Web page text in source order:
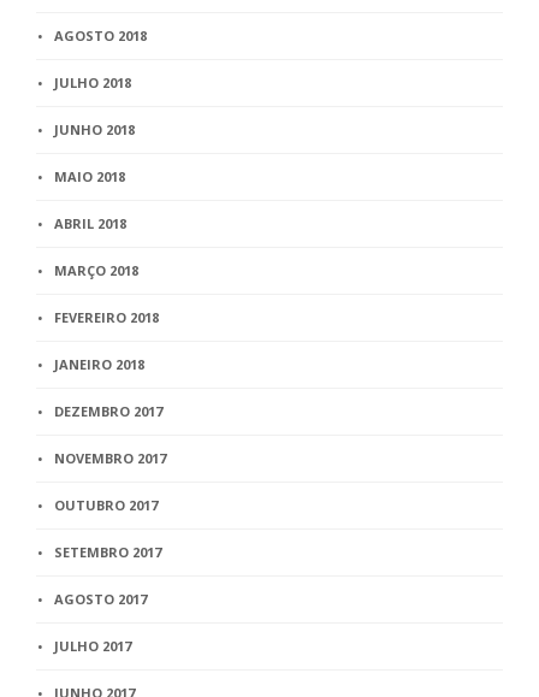
AGOSTO 2018
JULHO 2018
JUNHO 2018
MAIO 2018
ABRIL 2018
MARÇO 2018
FEVEREIRO 2018
JANEIRO 2018
DEZEMBRO 2017
NOVEMBRO 2017
OUTUBRO 2017
SETEMBRO 2017
AGOSTO 2017
JULHO 2017
JUNHO 2017